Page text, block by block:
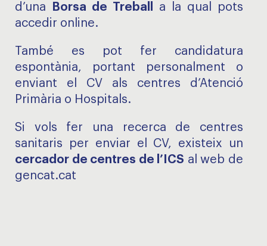
d’una
Borsa de Treball
a la qual pots
accedir online.
També es pot fer candidatura
espontània, portant personalment o
enviant el CV als centres d’Atenció
Primària o Hospitals.
Si vols fer una recerca de centres
sanitaris per enviar el CV, existeix un
cercador de centres de l’ICS al web de
gencat.cat